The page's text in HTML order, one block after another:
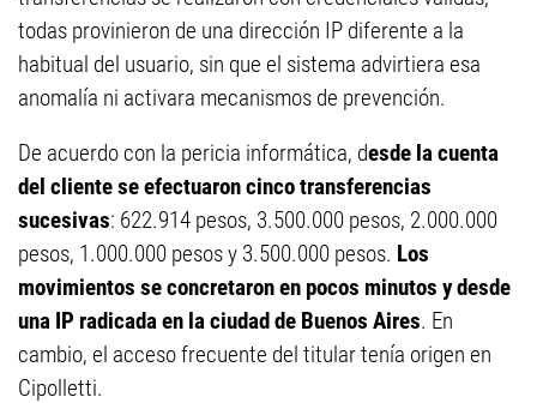
todas provinieron de una dirección IP diferente a la
habitual del usuario, sin que el sistema advirtiera esa
anomalía ni activara mecanismos de prevención.
De acuerdo con la pericia informática, desde la cuenta
del cliente se efectuaron cinco transferencias
sucesivas: 622.914 pesos, 3.500.000 pesos, 2.000.000
pesos, 1.000.000 pesos y 3.500.000 pesos. Los
movimientos se concretaron en pocos minutos y desde
una IP radicada en la ciudad de Buenos Aires. En
cambio, el acceso frecuente del titular tenía origen en
Cipolletti.